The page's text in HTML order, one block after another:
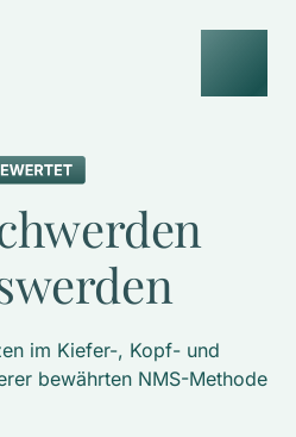
im Kiefer-, Kopf- und
bewährten NMS-Methode